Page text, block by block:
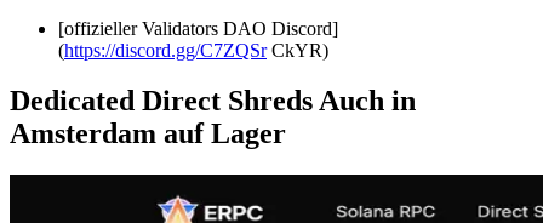
[offizieller Validators DAO Discord]
(https://discord.gg/C7ZQSrCkYR)
Dedicated Direct Shreds Auch in
Amsterdam auf Lager